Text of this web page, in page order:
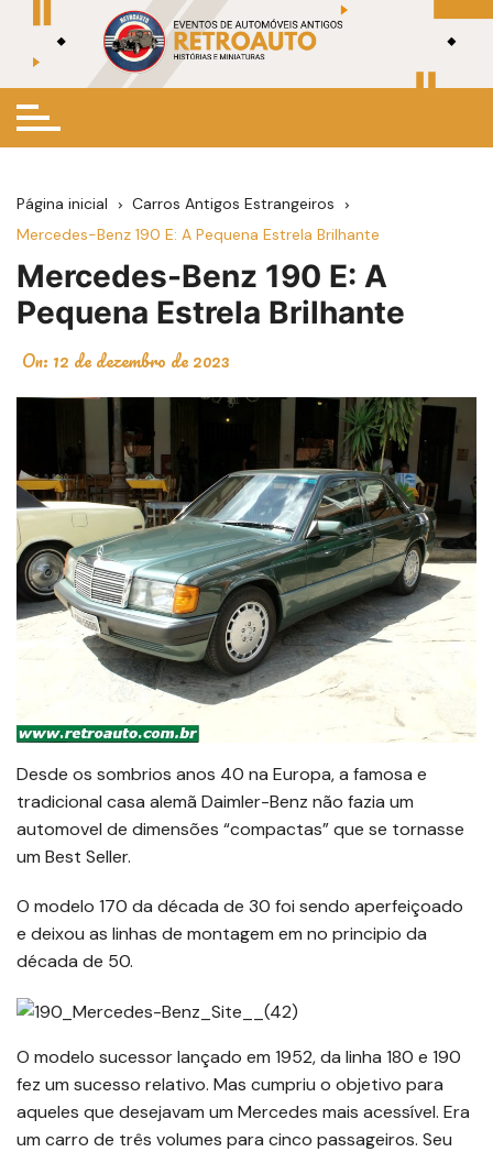
conteúdo
Página inicial
Carros Antigos Estrangeiros
Mercedes-Benz 190 E: A Pequena Estrela Brilhante
Mercedes-Benz 190 E: A
Pequena Estrela Brilhante
On: 12 de dezembro de 2023
Desde os sombrios anos 40 na Europa, a famosa e
tradicional casa alemã Daimler-Benz não fazia um
automovel de dimensões “compactas” que se tornasse
um Best Seller.
O modelo 170 da década de 30 foi sendo aperfeiçoado
e deixou as linhas de montagem em no principio da
década de 50.
O modelo sucessor lançado em 1952, da linha 180 e 190
fez um sucesso relativo. Mas cumpriu o objetivo para
aqueles que desejavam um Mercedes mais acessível. Era
um carro de três volumes para cinco passageiros. Seu